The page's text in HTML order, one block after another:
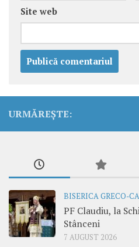
Site web
URMĂREȘTE:
BISERICA GRECO-
PF Claudiu, la
Stânceni
7 AUGUST 2026